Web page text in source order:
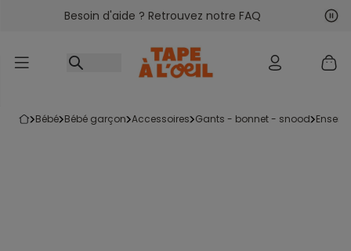
Accéder au contenu
Besoin d'aide ? Retrouvez notre FAQ
bébé bébé garçon accessoires gants - bonnet - snood